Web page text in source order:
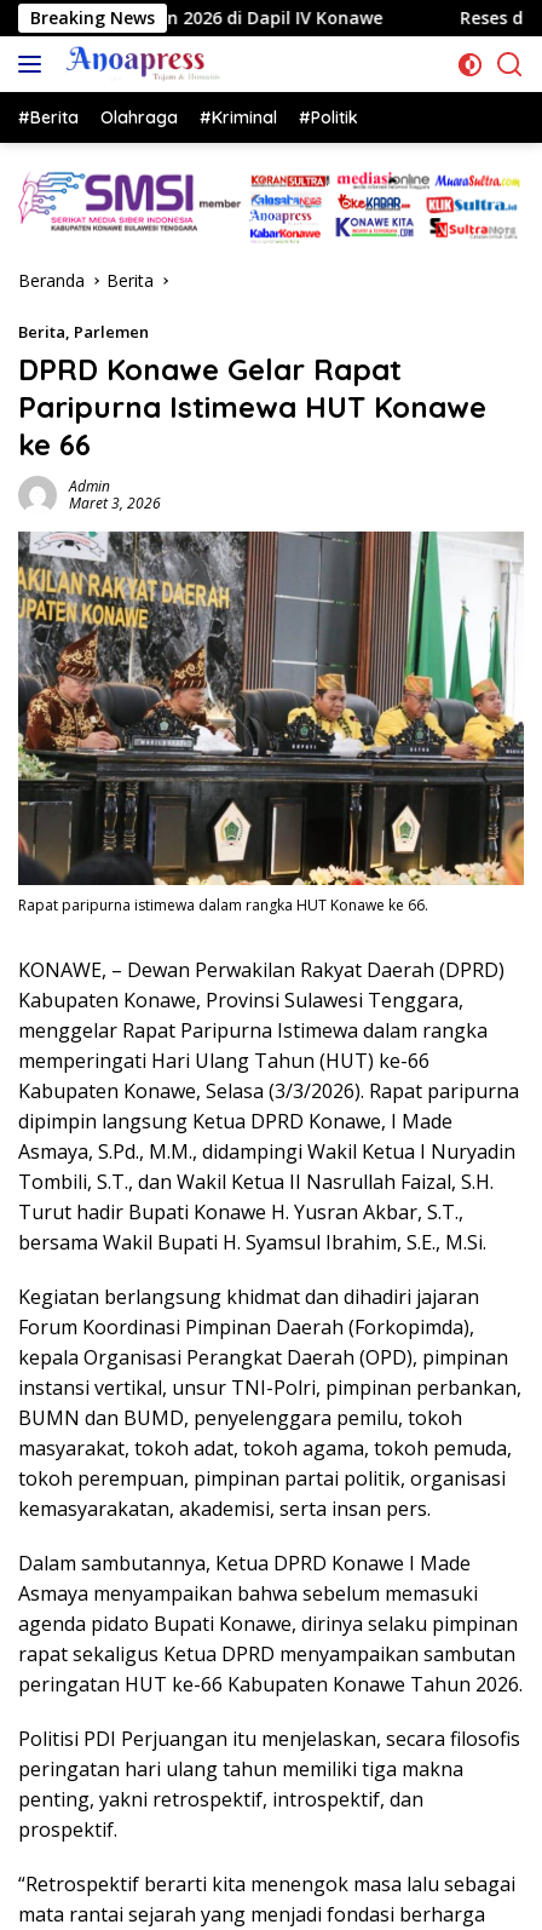
Langsung
ke
konten
Breaking News
di Dapil IV Konawe Reses di Labela, Anggota DPRD
#Berita Olahraga #Kriminal #Politik
Beranda Berita
Berita, Parlemen
DPRD Konawe Gelar Rapat
Paripurna Istimewa HUT Konawe
ke 66
Admin
Maret 3, 2026
Rapat paripurna istimewa dalam rangka HUT Konawe ke 66.
KONAWE, – Dewan Perwakilan Rakyat Daerah (DPRD)
Kabupaten Konawe, Provinsi Sulawesi Tenggara,
menggelar Rapat Paripurna Istimewa dalam rangka
memperingati Hari Ulang Tahun (HUT) ke-66
Kabupaten Konawe, Selasa (3/3/2026). Rapat paripurna
dipimpin langsung Ketua DPRD Konawe, I Made
Asmaya, S.Pd., M.M., didampingi Wakil Ketua I Nuryadin
Tombili, S.T., dan Wakil Ketua II Nasrullah Faizal, S.H.
Turut hadir Bupati Konawe H. Yusran Akbar, S.T.,
bersama Wakil Bupati H. Syamsul Ibrahim, S.E., M.Si.
Kegiatan berlangsung khidmat dan dihadiri jajaran
Forum Koordinasi Pimpinan Daerah (Forkopimda),
kepala Organisasi Perangkat Daerah (OPD), pimpinan
instansi vertikal, unsur TNI-Polri, pimpinan perbankan,
BUMN dan BUMD, penyelenggara pemilu, tokoh
masyarakat, tokoh adat, tokoh agama, tokoh pemuda,
tokoh perempuan, pimpinan partai politik, organisasi
kemasyarakatan, akademisi, serta insan pers.
Dalam sambutannya, Ketua DPRD Konawe I Made
Asmaya menyampaikan bahwa sebelum memasuki
agenda pidato Bupati Konawe, dirinya selaku pimpinan
rapat sekaligus Ketua DPRD menyampaikan sambutan
peringatan HUT ke-66 Kabupaten Konawe Tahun 2026.
Politisi PDI Perjuangan itu menjelaskan, secara filosofis
peringatan hari ulang tahun memiliki tiga makna
penting, yakni retrospektif, introspektif, dan
prospektif.
“Retrospektif berarti kita menengok masa lalu sebagai
mata rantai sejarah yang menjadi fondasi berharga